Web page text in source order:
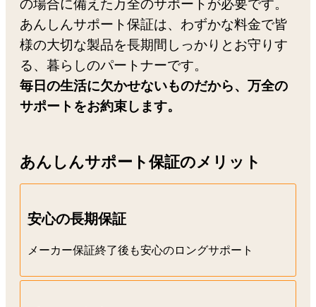
の場合に備えた万全のサポートが必要です。
あんしんサポート保証は、わずかな料金で皆
様の大切な製品を長期間しっかりとお守りす
る、暮らしのパートナーです。
毎日の生活に欠かせないものだから、万全の
サポートをお約束します。
あんしんサポート保証のメリット
安心の長期保証
メーカー保証終了後も安心のロングサポート